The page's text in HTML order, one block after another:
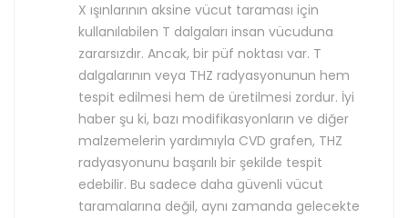
X ışınlarının aksine vücut taraması için
kullanılabilen T dalgaları insan vücuduna
zararsızdır. Ancak, bir püf noktası var. T
dalgalarının veya THZ radyasyonunun hem
tespit edilmesi hem de üretilmesi zordur. İyi
haber şu ki, bazı modifikasyonların ve diğer
malzemelerin yardımıyla CVD grafen, THZ
radyasyonunu başarılı bir şekilde tespit
edebilir. Bu sadece daha güvenli vücut
taramalarına değil, aynı zamanda gelecekte